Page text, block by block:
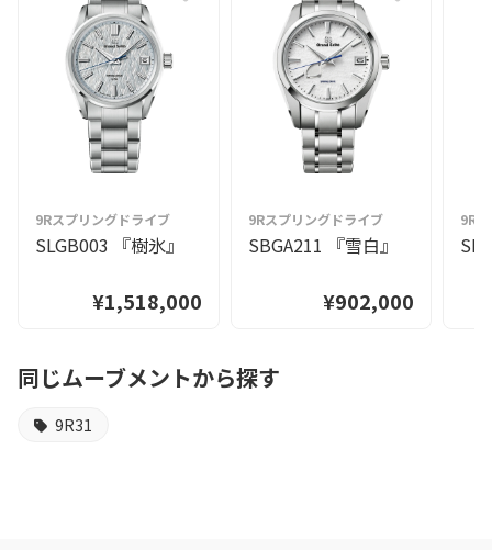
9Rスプリングドライブ
SLGB003 『樹氷』
¥1,518,000
9Rスプリングドライブ
SBGA211 『雪白』
¥902,000
9R
同じムーブメントから探す
9R31